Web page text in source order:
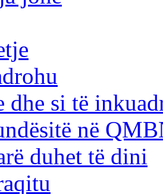
dhe si të
në
duhet të dini